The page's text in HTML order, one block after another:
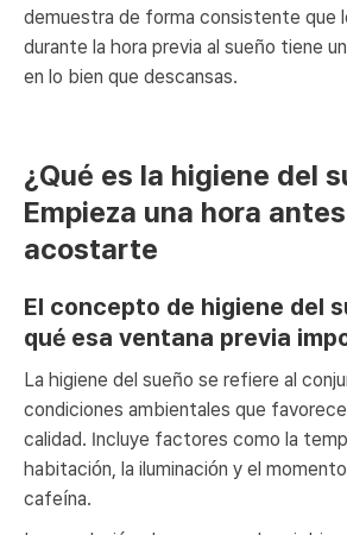
demuestra de forma consistente que
durante la hora previa al sueño tiene
en lo bien que descansas.
¿Qué es la higiene del
Empieza una hora
acostarte
El concepto de higiene del
qué esa ventana previa
La higiene del sueño se refiere al
condiciones ambientales que
calidad. Incluye factores como la
habitación, la iluminación y el
cafeína.